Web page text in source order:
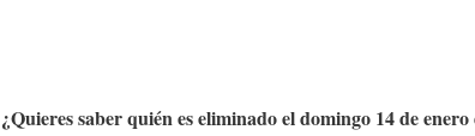
¿Quieres saber quién es eliminado el domingo 14 de enero